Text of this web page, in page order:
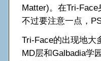
Matter)。在Tri-
不过要注意一点，
Tri-Face的出现地大
MD层和Galbadia学